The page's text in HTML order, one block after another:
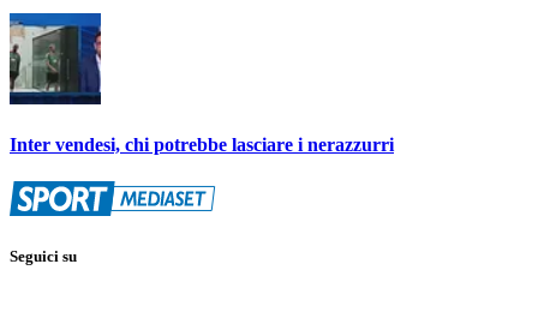
Inter vendesi, chi potrebbe lasciare i nerazzurri
Seguici su